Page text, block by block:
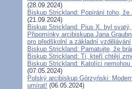
(28.09.2024)
Biskup Strickland: Popírání toho,
(21.09.2024)
Biskup Strickland: Pius X. byl
Připomínky arcibiskupa Jana
pro předškolní a základní vzdělávání
Biskup Strickland: Pamatujte, že
Biskup Strickland: Ti, kteří chtějí
Biskup Strickland: Katolíci
(07.05.2024)
Polský arcibiskup Górzyński:
umírat! (06.05.2024)